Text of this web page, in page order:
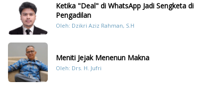
Ketika "Deal" di WhatsApp Jadi Sengketa di
Pengadilan
Oleh: Dzikri Aziz Rahman, S.H
Meniti Jejak Menenun Makna
Oleh: Drs. H. Jufri